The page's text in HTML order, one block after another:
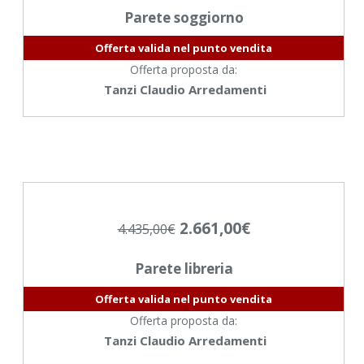
Parete soggiorno
Offerta valida nel punto vendita
Offerta proposta da:
Tanzi Claudio Arredamenti
4.435,00€ 2.661,00€
Parete libreria
Offerta valida nel punto vendita
Offerta proposta da:
Tanzi Claudio Arredamenti